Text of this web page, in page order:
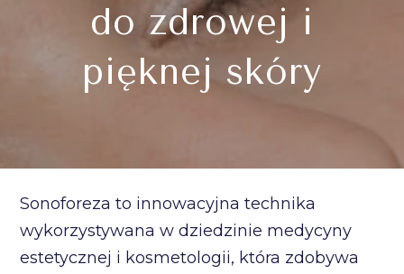
do zdrowej i
pięknej skóry
Sonoforeza to innowacyjna technika
wykorzystywana w dziedzinie medycyny
estetycznej i kosmetologii, która zdobywa